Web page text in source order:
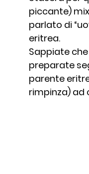
piccante)
parlato di
eritrea.
Sappiate
preparate
parente
rimpinza) ad